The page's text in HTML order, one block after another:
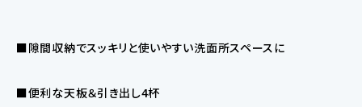
■隙間収納でスッキリと使いやすい洗面所スペースに
■便利な天板＆引き出し4杯